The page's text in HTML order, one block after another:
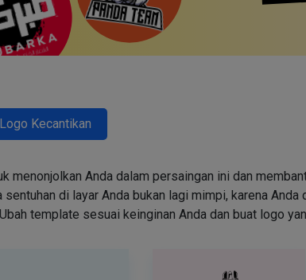
Logo Kecantikan
menonjolkan Anda dalam persaingan ini dan
di layar Anda bukan lagi mimpi, karena
template sesuai keinginan Anda dan buat logo